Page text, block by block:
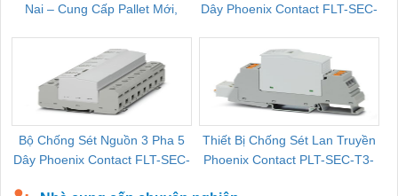
Nai – Cung Cấp Pallet Mới,
Dây Phoenix Contact FLT-SEC-
Bộ Chống Sét Nguồn 3 Pha 5
Dây Phoenix Contact FLT-SEC-
Thiết Bị Chống Sét Lan Truyền
Phoenix Contact PLT-SEC-T3-